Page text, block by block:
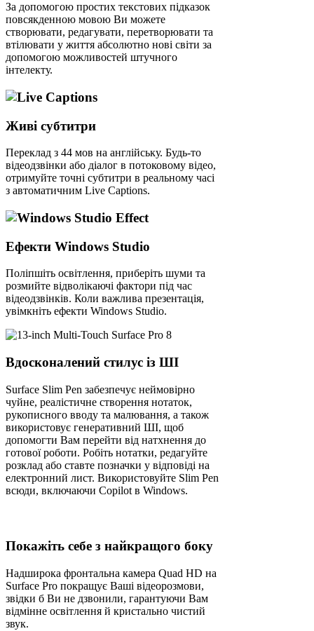
За допомогою простих текстових підказок
повсякденною мовою Ви можете
створювати, редагувати, перетворювати та
втілювати у життя абсолютно нові світи за
допомогою можливостей штучного
інтелекту.
Живі субтитри
Переклад з 44 мов на англійську. Будь-то
відеодзвінки або діалог в потоковому відео,
отримуйте точні субтитри в реальному часі
з автоматичним Live Captions.
Ефекти Windows Studio
Поліпшіть освітлення, приберіть шуми та
розмийте відволікаючі фактори під час
відеодзвінків. Коли важлива презентація,
увімкніть ефекти Windows Studio.
Вдосконалений стилус із ШІ
Surface Slim Pen забезпечує неймовірно
чуйне, реалістичне створення нотаток,
рукописного вводу та малювання, а також
використовує генеративний ШІ, щоб
допомогти Вам перейти від натхнення до
готової роботи. Робіть нотатки, редагуйте
розклад або ставте позначки у відповіді на
електронний лист. Використовуйте Slim Pen
всюди, включаючи Copilot в Windows.
Покажіть себе з найкращого боку
Надширока фронтальна камера Quad HD на
Surface Pro покращує Ваші відеорозмови,
звідки б Ви не дзвонили, гарантуючи Вам
відмінне освітлення й кристально чистий
звук.